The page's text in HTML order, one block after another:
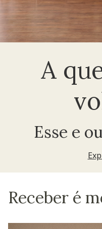
A
Esse e
Receber é